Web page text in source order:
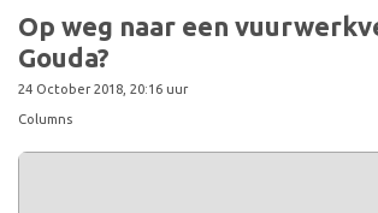
Op weg naar een
Gouda?
24 October 2018, 20:16 uur
Columns